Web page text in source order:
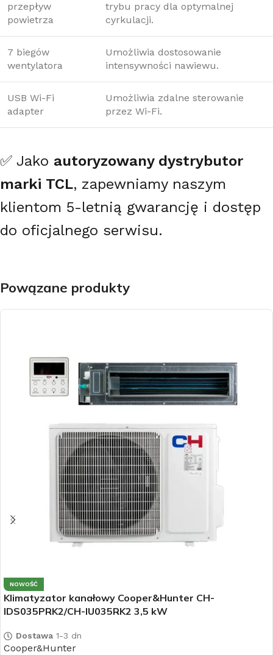
przepływ
powietrza
trybu pracy dla optymalnej
cyrkulacji.
7 biegów
wentylatora
Umożliwia dostosowanie
intensywności nawiewu.
USB Wi-Fi
adapter
Umożliwia zdalne sterowanie
przez Wi-Fi.
✅ Jako autoryzowany dystrybutor
marki TCL, zapewniamy naszym
klientom 5-letnią gwarancję i dostęp
do oficjalnego serwisu.
Powązane produkty
NOWOŚĆ
Klimatyzator kanałowy Cooper&Hunter CH-
IDS035PRK2/CH-IU035RK2 3,5 kW
Dostawa 1-3 dn
Cooper&Hunter